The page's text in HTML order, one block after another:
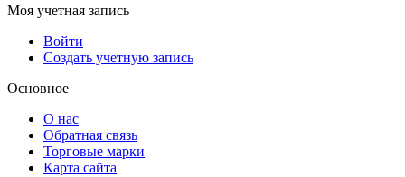
Моя учетная запись
Войти
Создать учетную запись
Основное
О нас
Обратная связь
Торговые марки
Карта сайта